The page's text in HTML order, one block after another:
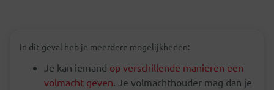
In dit geval heb je meerdere mogelijkheden:
Je kan iemand op verschillende manieren een
volmacht geven. Je volmachthouder mag dan je